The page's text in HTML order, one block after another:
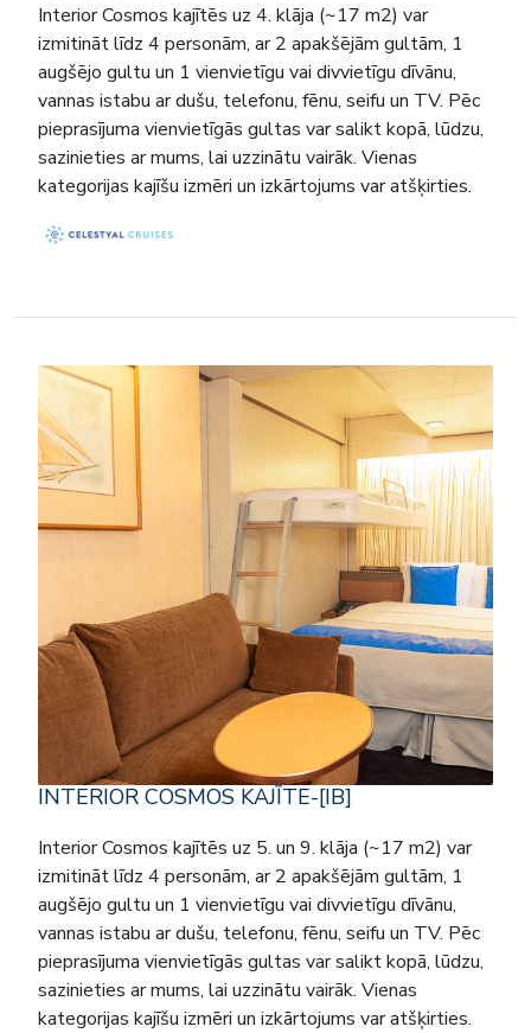
Interior Cosmos kajītēs uz 4. klāja (~17 m2) var
izmitināt līdz 4 personām, ar 2 apakšējām gultām, 1
augšējo gultu un 1 vienvietīgu vai divvietīgu dīvānu,
vannas istabu ar dušu, telefonu, fēnu, seifu un TV. Pēc
pieprasījuma vienvietīgās gultas var salikt kopā, lūdzu,
sazinieties ar mums, lai uzzinātu vairāk. Vienas
kategorijas kajīšu izmēri un izkārtojums var atšķirties.
INTERIOR COSMOS KAJĪTE-[IB]
Interior Cosmos kajītēs uz 5. un 9. klāja (~17 m2) var
izmitināt līdz 4 personām, ar 2 apakšējām gultām, 1
augšējo gultu un 1 vienvietīgu vai divvietīgu dīvānu,
vannas istabu ar dušu, telefonu, fēnu, seifu un TV. Pēc
pieprasījuma vienvietīgās gultas var salikt kopā, lūdzu,
sazinieties ar mums, lai uzzinātu vairāk. Vienas
kategorijas kajīšu izmēri un izkārtojums var atšķirties.